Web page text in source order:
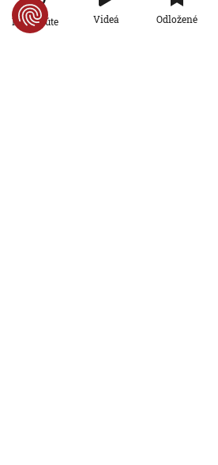
Ekonomika
Počet falošných PN sa znižuje: Nový
Po minúte Videá Odložené